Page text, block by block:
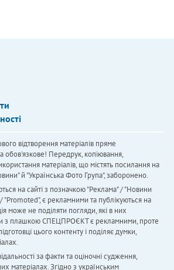
відтворення матеріалів пряме
обов'язкове! Передрук, копіювання,
матеріалів, що містять посилання на
й "Українська Фото Група", заборонено.
на сайті з позначкою "Реклама" / "Новини
"Promoted", є рекламними та публікуються на
може не поділяти погляди, які в них
з плашкою СПЕЦПРОЄКТ є рекламними, проте
цього контенту і поділяє думки,
за факти та оціночні судження,
матеріалах. Згідно з українським